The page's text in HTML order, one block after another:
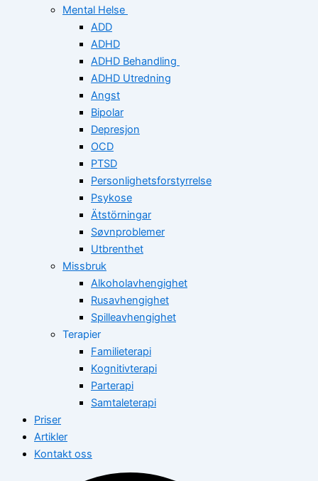
Mental Helse
ADD
ADHD
ADHD Behandling
ADHD Utredning
Angst
Bipolar
Depresjon
OCD
PTSD
Personlighetsforstyrrelse
Psykose
Ätstörningar
Søvnproblemer
Utbrenthet
Missbruk
Alkoholavhengighet
Rusavhengighet
Spilleavhengighet
Terapier
Familieterapi
Kognitivterapi
Parterapi
Samtaleterapi
Priser
Artikler
Kontakt oss